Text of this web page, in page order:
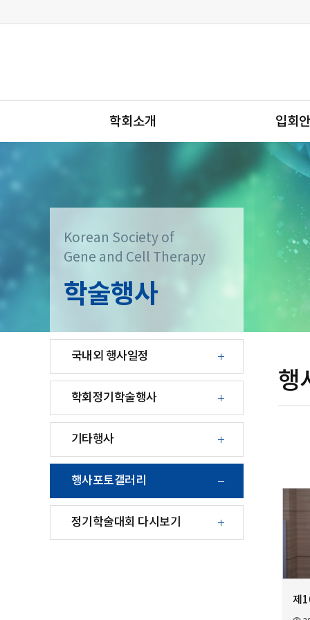
학회소개 입회
Korean Society of
Gene and Cell Therapy
학술행사
국내외 행사일정
학회정기학술행사
기타행사
행사포토갤러리
정기학술대회 다시보기
행